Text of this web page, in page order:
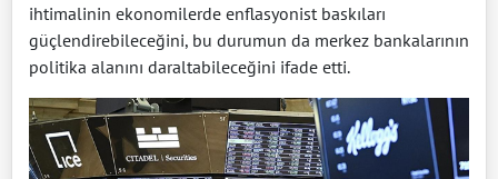
ihtimalinin ekonomilerde enflasyonist baskıları
güçlendirebileceğini, bu durumun da merkez bankalarının
politika alanını daraltabileceğini ifade etti.